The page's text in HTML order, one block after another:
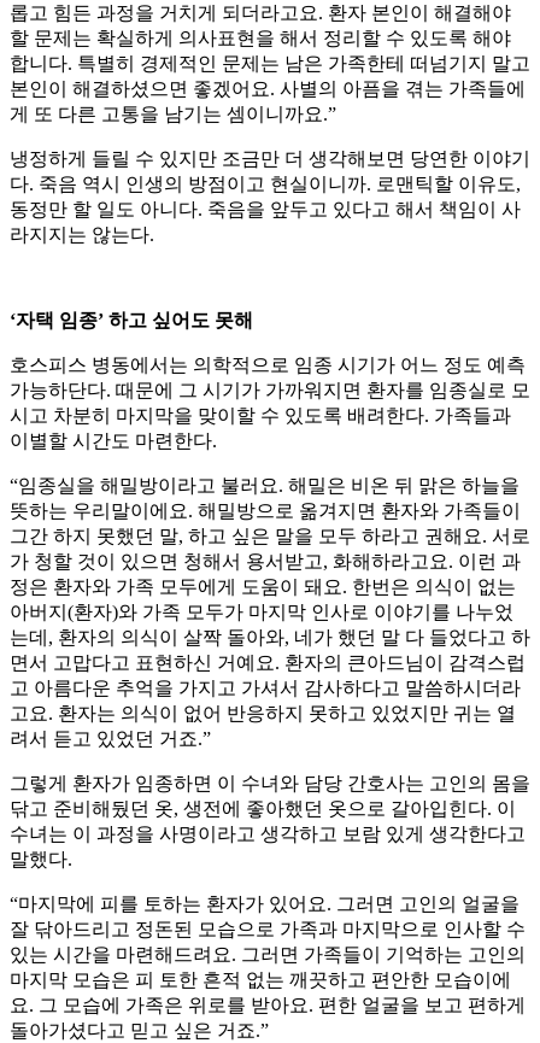
롭고 힘든 과정을 거치게 되더라고요. 환자 본인이 해결해야
할 문제는 확실하게 의사표현을 해서 정리할 수 있도록 해야
합니다. 특별히 경제적인 문제는 남은 가족한테 떠넘기지 말고
본인이 해결하셨으면 좋겠어요. 사별의 아픔을 겪는 가족들에
게 또 다른 고통을 남기는 셈이니까요.”
냉정하게 들릴 수 있지만 조금만 더 생각해보면 당연한 이야기
다. 죽음 역시 인생의 방점이고 현실이니까. 로맨틱할 이유도,
동정만 할 일도 아니다. 죽음을 앞두고 있다고 해서 책임이 사
라지지는 않는다.
‘자택 임종’ 하고 싶어도 못해
호스피스 병동에서는 의학적으로 임종 시기가 어느 정도 예측
가능하단다. 때문에 그 시기가 가까워지면 환자를 임종실로 모
시고 차분히 마지막을 맞이할 수 있도록 배려한다. 가족들과
이별할 시간도 마련한다.
“임종실을 해밀방이라고 불러요. 해밀은 비온 뒤 맑은 하늘을
뜻하는 우리말이에요. 해밀방으로 옮겨지면 환자와 가족들이
그간 하지 못했던 말, 하고 싶은 말을 모두 하라고 권해요. 서로
가 청할 것이 있으면 청해서 용서받고, 화해하라고요. 이런 과
정은 환자와 가족 모두에게 도움이 돼요. 한번은 의식이 없는
아버지(환자)와 가족 모두가 마지막 인사로 이야기를 나누었
는데, 환자의 의식이 살짝 돌아와, 네가 했던 말 다 들었다고 하
면서 고맙다고 표현하신 거예요. 환자의 큰아드님이 감격스럽
고 아름다운 추억을 가지고 가셔서 감사하다고 말씀하시더라
고요. 환자는 의식이 없어 반응하지 못하고 있었지만 귀는 열
려서 듣고 있었던 거죠.”
그렇게 환자가 임종하면 이 수녀와 담당 간호사는 고인의 몸을
닦고 준비해뒀던 옷, 생전에 좋아했던 옷으로 갈아입힌다. 이
수녀는 이 과정을 사명이라고 생각하고 보람 있게 생각한다고
말했다.
“마지막에 피를 토하는 환자가 있어요. 그러면 고인의 얼굴을
잘 닦아드리고 정돈된 모습으로 가족과 마지막으로 인사할 수
있는 시간을 마련해드려요. 그러면 가족들이 기억하는 고인의
마지막 모습은 피 토한 흔적 없는 깨끗하고 편안한 모습이에
요. 그 모습에 가족은 위로를 받아요. 편한 얼굴을 보고 편하게
돌아가셨다고 믿고 싶은 거죠.”